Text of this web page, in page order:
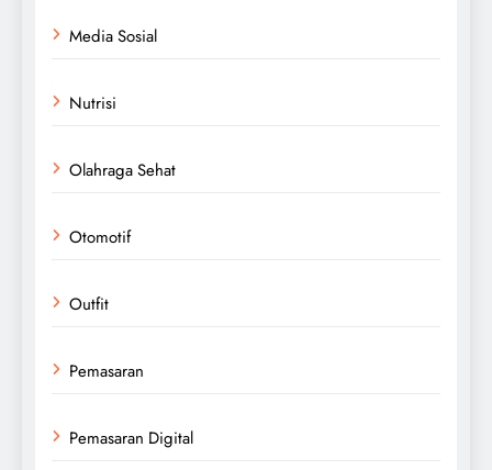
Media Sosial
Nutrisi
Olahraga Sehat
Otomotif
Outfit
Pemasaran
Pemasaran Digital